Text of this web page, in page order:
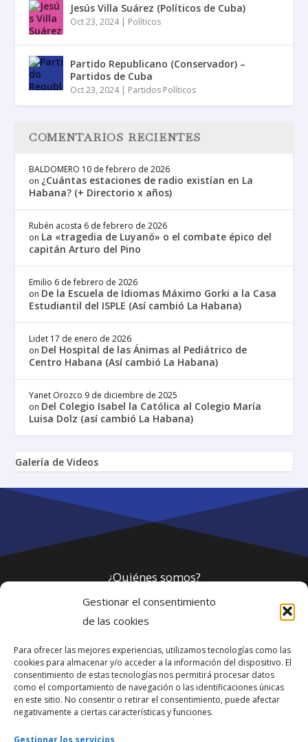
Gestionar el consentimiento
de las cookies
Para ofrecer las mejores experiencias, utilizamos tecnologías como las
cookies para almacenar y/o acceder a la información del dispositivo. El
consentimiento de estas tecnologías nos permitirá procesar datos
como el comportamiento de navegación o las identificaciones únicas
en este sitio. No consentir o retirar el consentimiento, puede afectar
negativamente a ciertas características y funciones.
Jesús Villa Suárez (Políticos de Cuba)
Oct 23, 2024| Políticos
Partido Republicano (Conservador) –
Partidos de Cuba
Oct 23, 2024| Partidos Políticos
COMENTARIOS RECIENTES
BALDOMERO 10 de febrero de 2026
on ¿Cuántas estaciones de radio existían en La
Habana? (+ Directorio x años)
Rubén acosta 6 de febrero de 2026
on La «tragedia de Luyanó» o el combate épico del
capitán Arturo del Pino
Emilio 6 de febrero de 2026
on De la Escuela de Idiomas Máximo Gorki a la Casa
Estudiantil del ISPLE (Así cambió La Habana)
Lidet 17 de enero de 2026
on Del Hospital de las Ánimas al Pediátrico de
Centro Habana (Así cambió La Habana)
Yanet Orozco 9 de diciembre de 2025
on Del Colegio Isabel la Católica al Colegio María
Luisa Dolz (así cambió La Habana)
Galería de Videos
¿Quiénes somos?
Política de privacidad
Webmaster
soporte@fotosdlahabana.com
Nuestro e-mail: